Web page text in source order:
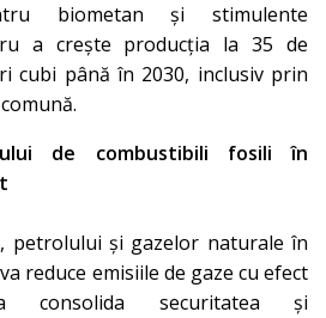
biometan și stimulente
a crește producția la 35 de
cubi până în 2030, inclusiv prin
de combustibili fosili în
petrolului și gazelor naturale în
reduce emisiile de gaze cu efect
securitatea și